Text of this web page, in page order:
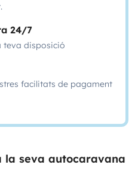
24/7
teva disposició
facilitats de pagament
la seva autocaravana